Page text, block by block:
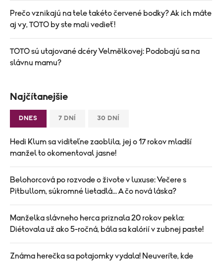
Prečo vznikajú na tele takéto červené bodky? Ak ich máte
aj vy, TOTO by ste mali vedieť!
TOTO sú utajované dcéry Velmělkovej: Podobajú sa na
slávnu mamu?
Najčítanejšie
DNES 7 DNÍ 30 DNÍ
Hedi Klum sa viditeľne zaoblila, jej o 17 rokov mladší
manžel to okomentoval jasne!
Belohorcová po rozvode o živote v luxuse: Večere s
Pitbullom, súkromné lietadlá... A čo nová láska?
Manželka slávneho herca priznala 20 rokov pekla:
Diétovala už ako 5-ročná, bála sa kalórií v zubnej paste!
Známa herečka sa potajomky vydala! Neuveríte, kde